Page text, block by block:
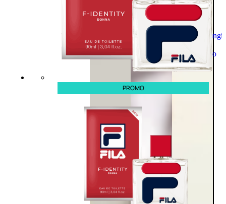
Aggiungi
carrello
PROMO